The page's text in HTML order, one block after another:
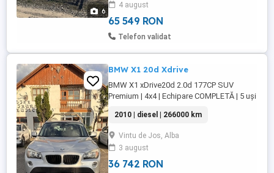
6
4 august
65 549 RON
Telefon validat
BMW X1 20d Xdrive
BMW X1 xDrive20d 2.0d 177CP SUV
Premium | 4x4 | Echipare COMPLETĂ | 5 uși
performant? Îți prezentăm BMW X1
xDrive20d, motorizare diesel de 2.0 litri
(177CP), tracțiune integrală, cutie manuală,
cu un consum mixt de doar 5.8 l 100km!
Mașina este într-o stare foarte ...
2010 | diesel | 266000 km
Vintu de Jos, Alba
3 august
36 742 RON